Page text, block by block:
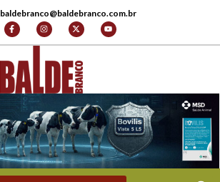
baldebranco@baldebranco.com.br